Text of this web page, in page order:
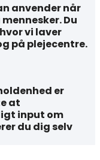
anvender når
Du
vi laver
på plejecentre.
er
at
input om
du dig selv